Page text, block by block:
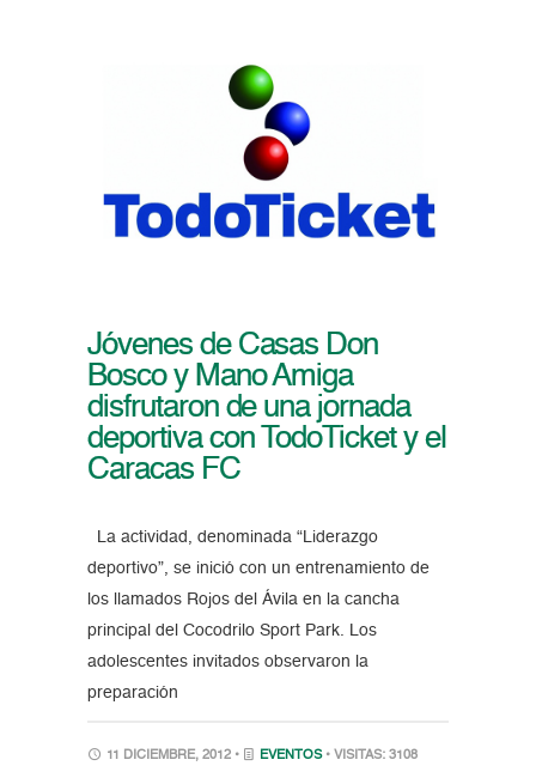
Jóvenes de Casas Don
Bosco y Mano Amiga
disfrutaron de una jornada
deportiva con TodoTicket y el
Caracas FC
La actividad, denominada “Liderazgo
deportivo”, se inició con un entrenamiento de
los llamados Rojos del Ávila en la cancha
principal del Cocodrilo Sport Park. Los
adolescentes invitados observaron la
preparación
11 DICIEMBRE, 2012 • EVENTOS • VISITAS: 3108